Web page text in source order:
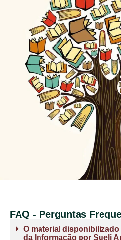
FAQ - Perguntas
O material
da Informação por Sueli